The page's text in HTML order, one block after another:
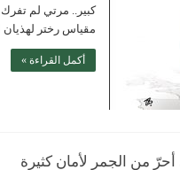
كبير.. مرتي لم تفرك
مقياس رختر
أكمل القراءة »
من الجمر لأمانٍ كثيرة